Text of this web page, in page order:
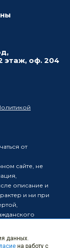
этаж, оф. 204
от
сайте, не
описание и
и ни при
одностороннем
размещенную на
данных.
на работу с